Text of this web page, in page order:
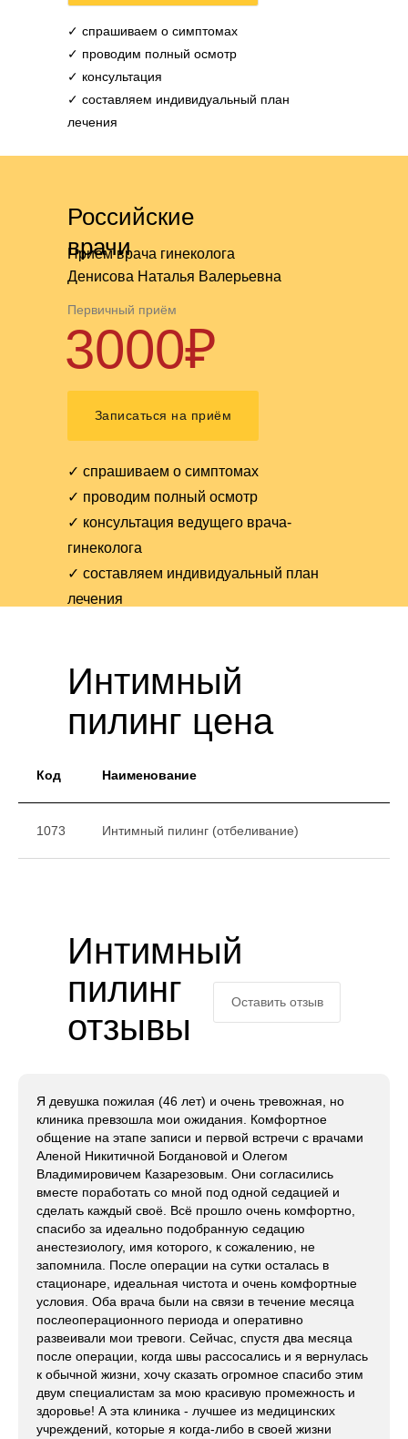
Первичный приём
3000₽
Российские
врачи
Приём врача гинеколога
Денисова Наталья Валерьевна
Записаться на приём
✓ спрашиваем о симптомах
✓ проводим полный осмотр
✓ консультация
✓ составляем индивидуальный план
лечения
✓ спрашиваем о симптомах
✓ проводим полный осмотр
✓ консультация ведущего врача-
гинеколога
✓ составляем индивидуальный план
лечения
Интимный
пилинг цена
Код Наименование
1073 Интимный пилинг (отбеливание)
Интимный
пилинг
отзывы
Оставить отзыв
Я девушка пожилая (46 лет) и очень тревожная, но
клиника превзошла мои ожидания. Комфортное
общение на этапе записи и первой встречи с врачами
Аленой Никитичной Богдановой и Олегом
Владимировичем Казарезовым. Они согласились
вместе поработать со мной под одной седацией и
сделать каждый своё. Всё прошло очень комфортно,
спасибо за идеально подобранную седацию
анестезиологу, имя которого, к сожалению, не
запомнила. После операции на сутки осталась в
стационаре, идеальная чистота и очень комфортные
условия. Оба врача были на связи в течение месяца
послеоперационного периода и оперативно
развеивали мои тревоги. Сейчас, спустя два месяца
после операции, когда швы рассосались и я вернулась
к обычной жизни, хочу сказать огромное спасибо этим
двум специалистам за мою красивую промежность и
здоровье! А эта клиника - лучшее из медицинских
учреждений, которые я когда-либо в своей жизни